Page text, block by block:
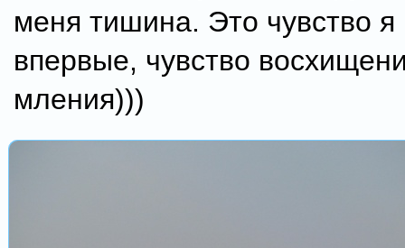
меня тишина. Это чувство я
впервые, чувство
мления)))